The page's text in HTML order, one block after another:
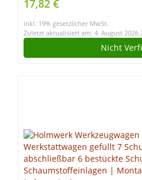
17,82 €
inkl. 19% gesetzlicher MwSt.
Zuletzt aktualisiert am: 4. August 2026
Nicht